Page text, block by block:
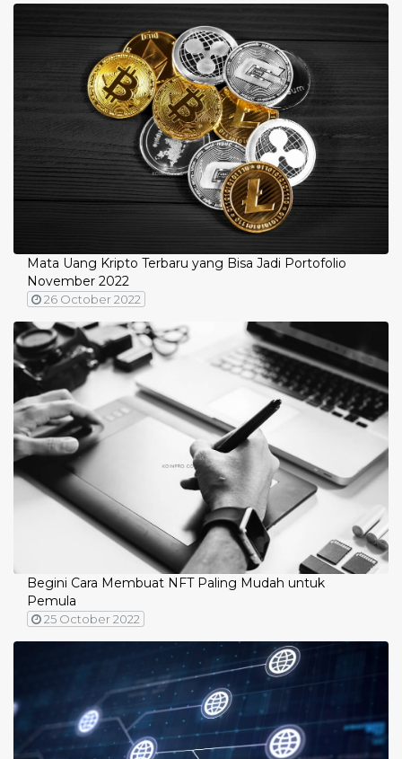
Mata Uang Kripto Terbaru yang Bisa Jadi Portofolio
November 2022
26 October 2022
Begini Cara Membuat NFT Paling Mudah untuk
Pemula
25 October 2022